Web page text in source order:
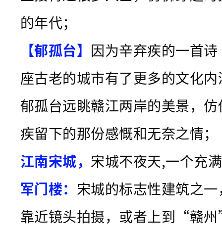
的年代；
【郁孤台】 因为辛弃疾的一首
座古老的城市有了更多的文化
郁孤台远眺赣江两岸的美景，
疾留下的那份感慨和无奈之情；
江南宋城， 宋城不夜天,一个充
军门楼： 宋城的标志性建筑之
靠近镜头拍摄，或者上到“赣